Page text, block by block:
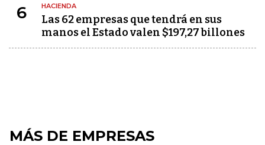
6 HACIENDA
Las 62 empresas que tendrá en sus
manos el Estado valen $197,27 billones
MÁS DE EMPRESAS